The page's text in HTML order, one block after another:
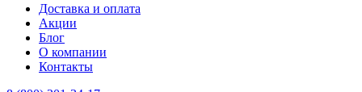
Доставка и оплата
Акции
Блог
О компании
Контакты